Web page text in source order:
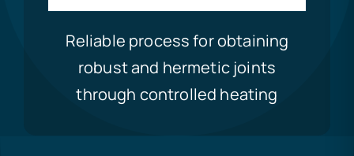
Reliable process for obtaining
robust and hermetic joints
through controlled heating